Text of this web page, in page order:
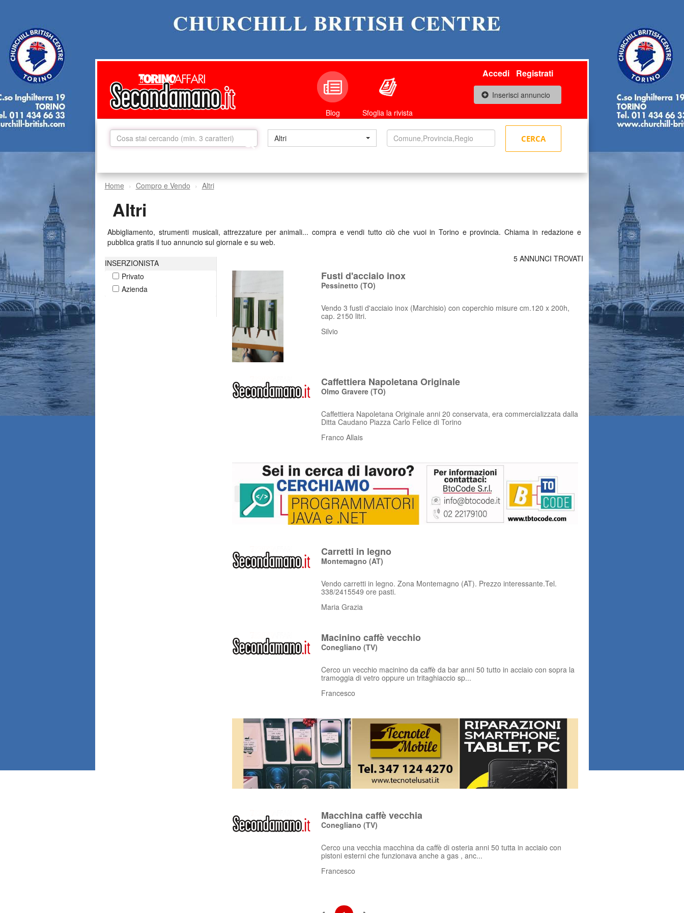
Blog Sfoglia la rivista
Accedi Registrati
Inserisci annuncio
Altri
Home Compro e Vendo Altri
Altri
Abbigliamento, strumenti musicali, attrezzature per animali... compra e vendi tutto ciò che vuoi in Torino e provincia. Chiama in redazione e
pubblica gratis il tuo annuncio sul giornale e su web.
INSERZIONISTA
Privato
Azienda
5 ANNUNCI TROVATI
Fusti d'acciaio inox
Pessinetto (TO)
Vendo 3 fusti d'acciaio inox (Marchisio) con coperchio misure cm.120 x 200h,
cap. 2150 litri.
Silvio
Caffettiera Napoletana Originale
Olmo Gravere(TO)
Caffettiera Napoletana Originale anni 20 conservata, era commercializzata dalla
Ditta Caudano Piazza Carlo Felice di Torino
Franco Allais
Carretti in legno
Montemagno (AT)
Vendo carretti in legno. Zona Montemagno (AT). Prezzo interessante.Tel.
338/2415549 ore pasti.
Maria Grazia
Macinino caffè vecchio
Conegliano (TV)
Cerco un vecchio macinino da caffè da bar anni 50 tutto in acciaio con sopra la
tramoggia di vetro oppure un tritaghiaccio sp...
Francesco
Macchina caffè vecchia
Conegliano (TV)
Cerco una vecchia macchina da caffè di osteria anni 50 tutta in acciaio con
pistoni esterni che funzionava anche a gas , anc...
Francesco